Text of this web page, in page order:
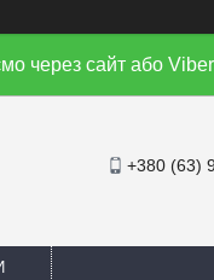
через сайт або
+380 (63)